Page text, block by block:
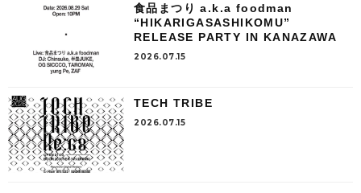
食品まつり a.k.a foodman
“HIKARIGASASHIKOMU”
RELEASE PARTY IN KANAZAWA
2026.07.15
TECH TRIBE
2026.07.15